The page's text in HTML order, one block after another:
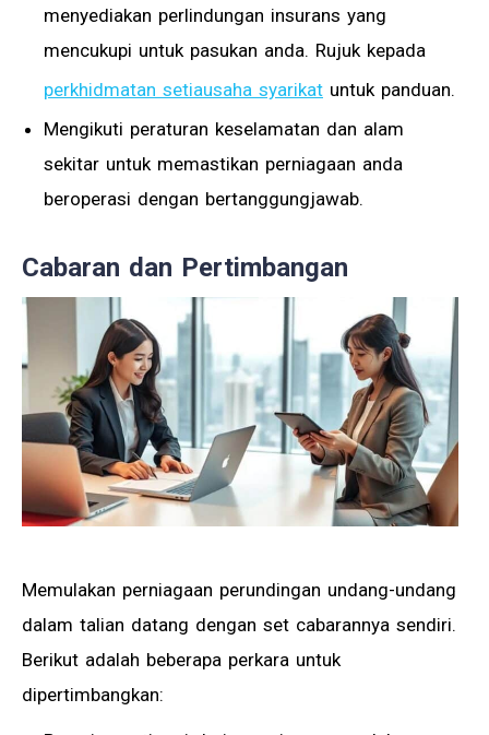
menyediakan perlindungan insurans yang
mencukupi untuk pasukan anda. Rujuk kepada
perkhidmatan setiausaha syarikat untuk panduan.
Mengikuti peraturan keselamatan dan alam
sekitar untuk memastikan perniagaan anda
beroperasi dengan bertanggungjawab.
Cabaran dan Pertimbangan
Memulakan perniagaan perundingan undang-undang
dalam talian datang dengan set cabarannya sendiri.
Berikut adalah beberapa perkara untuk
dipertimbangkan: